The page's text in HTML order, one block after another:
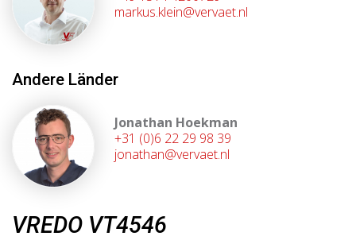
markus.klein@vervaet.nl
Andere Länder
Jonathan Hoekman
+31 (0)6 22 29 98 39
jonathan@vervaet.nl
VREDO VT4546